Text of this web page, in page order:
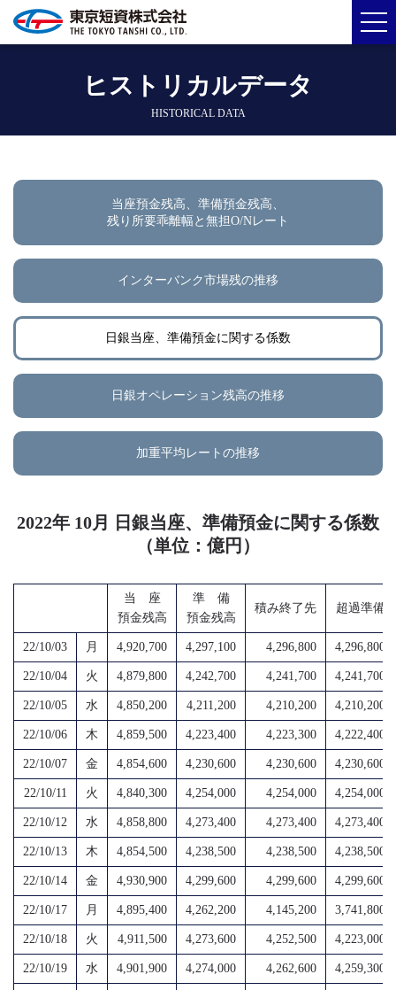
ヒストリカルデータ
HISTORICAL DATA
当座預金残高、準備預金残高、
残り所要乖離幅と無担O/Nレート
インターバンク市場残の推移
日銀当座、準備預金に関する係数
日銀オペレーション残高の推移
加重平均レートの推移
2022年 10月 日銀当座、準備預金に関する係数
（単位：億円）
当 座
預金残高
準 備
預金残高
積み終了先 超過準備
22/10/03 月 4,920,700 4,297,100 4,296,800 4,296,800
22/10/04 火 4,879,800 4,242,700 4,241,700 4,241,700
22/10/05 水 4,850,200 4,211,200 4,210,200 4,210,200
22/10/06 木 4,859,500 4,223,400 4,223,300 4,222,400
22/10/07 金 4,854,600 4,230,600 4,230,600 4,230,600
22/10/11 火 4,840,300 4,254,000 4,254,000 4,254,000
22/10/12 水 4,858,800 4,273,400 4,273,400 4,273,400
22/10/13 木 4,854,500 4,238,500 4,238,500 4,238,500
22/10/14 金 4,930,900 4,299,600 4,299,600 4,299,600
22/10/17 月 4,895,400 4,262,200 4,145,200 3,741,800
22/10/18 火 4,911,500 4,273,600 4,252,500 4,223,000
22/10/19 水 4,901,900 4,274,000 4,262,600 4,259,300